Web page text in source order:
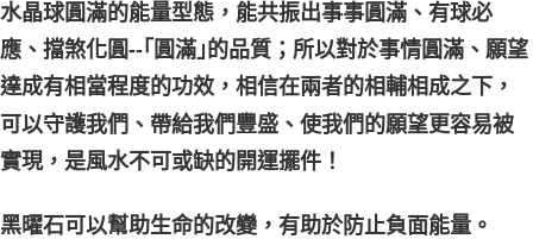
水晶球圓滿的能量型態，能共振出事事圓滿、有球必
應、擋煞化圓--｢圓滿｣的品質；所以對於事情圓滿、願望
達成有相當程度的功效，相信在兩者的相輔相成之下，
可以守護我們、帶給我們豐盛、使我們的願望更容易被
實現，是風水不可或缺的開運擺件！
黑曜石可以幫助生命的改變，有助於防止負面能量。